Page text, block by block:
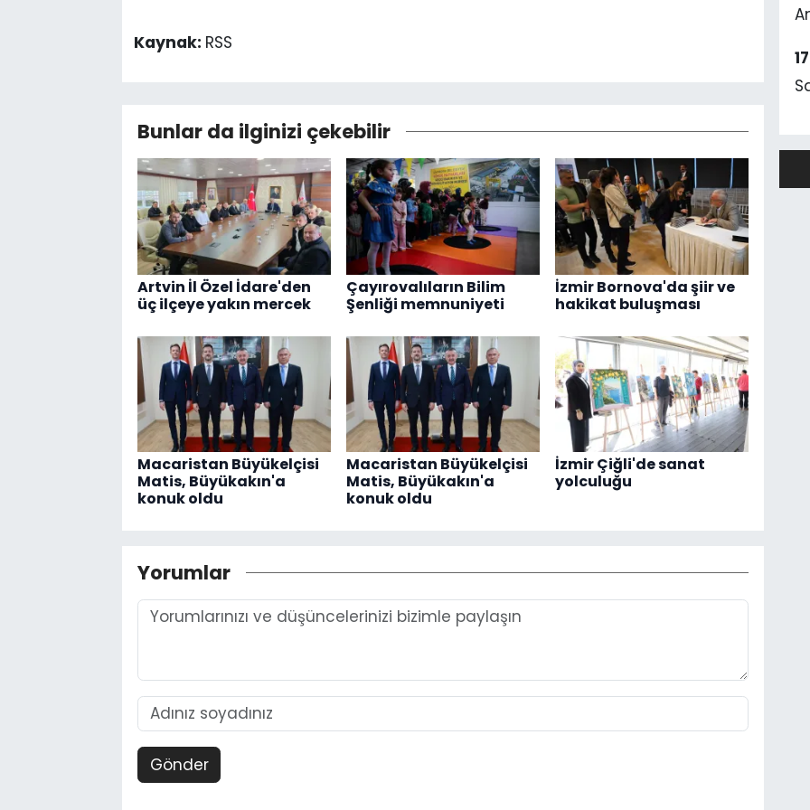
Kaynak: RSS
Bunlar da ilginizi çekebilir
Artvin İl Özel İdare'den
üç ilçeye yakın mercek
Çayırovalıların Bilim
Şenliği memnuniyeti
İzmir Bornova'da şiir ve
hakikat buluşması
Macaristan Büyükelçisi
Matis, Büyükakın'a
konuk oldu
Macaristan Büyükelçisi
Matis, Büyükakın'a
konuk oldu
İzmir Çiğli'de sanat
yolculuğu
Yorumlar
Gönder